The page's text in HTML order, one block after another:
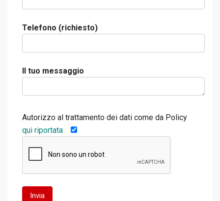
Telefono (richiesto)
Il tuo messaggio
Autorizzo al trattamento dei dati come da Policy
qui riportata